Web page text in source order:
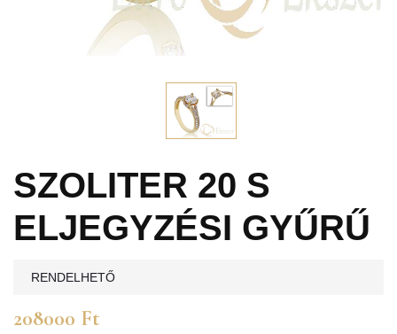
SZOLITER 20 S
ELJEGYZÉSI GYŰRŰ
RENDELHETŐ
208000 Ft